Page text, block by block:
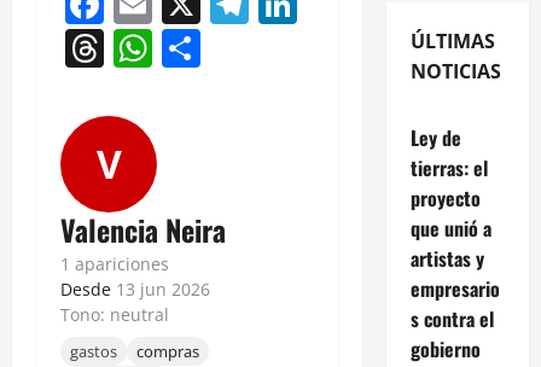
Threads
WhatsApp
V
Valencia Neira
1 apariciones
Desde 13 jun 2026
Tono: neutral
gastos
compras
ÚLTIMAS
NOTICIAS
Ley de
tierras: el
proyecto
que unió a
artistas y
empresario
s contra el
gobierno